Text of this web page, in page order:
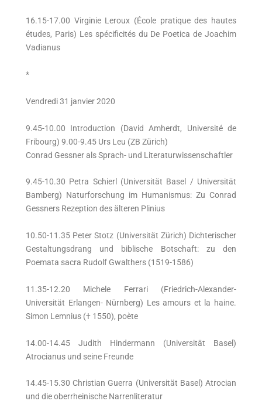
16.15-17.00 Virginie Leroux (École pratique des hautes
études, Paris) Les spécificités du De Poetica de Joachim
Vadianus
*
Vendredi 31 janvier 2020
9.45-10.00 Introduction (David Amherdt, Université de
Fribourg) 9.00-9.45 Urs Leu (ZB Zürich)
Conrad Gessner als Sprach- und Literaturwissenschaftler
9.45-10.30 Petra Schierl (Universität Basel / Universität
Bamberg) Naturforschung im Humanismus: Zu Conrad
Gessners Rezeption des älteren Plinius
10.50-11.35 Peter Stotz (Universität Zürich) Dichterischer
Gestaltungsdrang und biblische Botschaft: zu den
Poemata sacra Rudolf Gwalthers (1519-1586)
11.35-12.20 Michele Ferrari (Friedrich-Alexander-
Universität Erlangen- Nürnberg) Les amours et la haine.
Simon Lemnius († 1550), poète
14.00-14.45 Judith Hindermann (Universität Basel)
Atrocianus und seine Freunde
14.45-15.30 Christian Guerra (Universität Basel) Atrocian
und die oberrheinische Narrenliteratur